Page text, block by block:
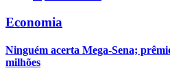
Economia
Ninguém acerta Mega-Sena;
milhões